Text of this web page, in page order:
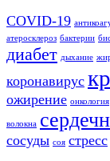
COVID-19
атеросклероз бактерии
диабет дыхание
коронавирус
ожирение онкология
волокна
сосуды соя стресс